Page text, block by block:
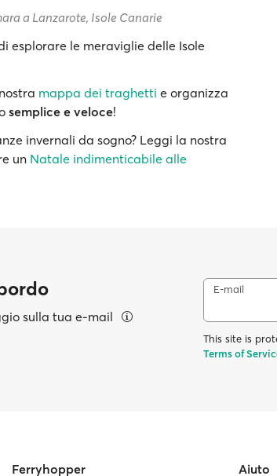
a Lanzarote, Isole Canarie
esplorare le meraviglie delle Isole
mappa dei traghetti e organizza
semplice e veloce!
invernali da sogno? Leggi la nostra
un Natale indimenticabile alle
sulla tua e-mail
E-mail
This site is
Terms of
Ferryhopper Aiuto